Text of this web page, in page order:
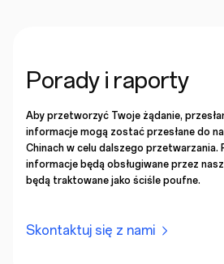
Porady i raporty
Aby przetworzyć Twoje żądanie,
informacje mogą zostać przesłane do
Chinach w celu dalszego przetwarzania.
informacje będą obsługiwane przez
będą traktowane jako ściśle poufne.
Skontaktuj się z nami